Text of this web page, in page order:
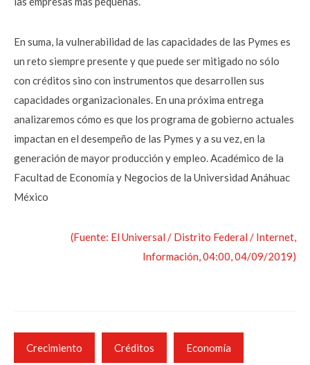
En suma, la vulnerabilidad de las capacidades de las Pymes es
un reto siempre presente y que puede ser mitigado no sólo
con créditos sino con instrumentos que desarrollen sus
capacidades organizacionales. En una próxima entrega
analizaremos cómo es que los programa de gobierno actuales
impactan en el desempeño de las Pymes y a su vez, en la
generación de mayor producción y empleo. Académico de la
Facultad de Economía y Negocios de la Universidad Anáhuac
México
(Fuente: El Universal / Distrito Federal / Internet,
Información, 04:00, 04/09/2019)
Crecimiento Créditos Economía